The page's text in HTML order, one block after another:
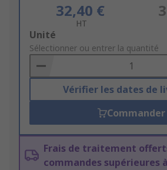
32,40 €
HT
Add
to
Basket
Unité
Sélectionner ou entrer la quantité
Vérifier les dates de
Commander
Frais de traitement
commandes supérieures